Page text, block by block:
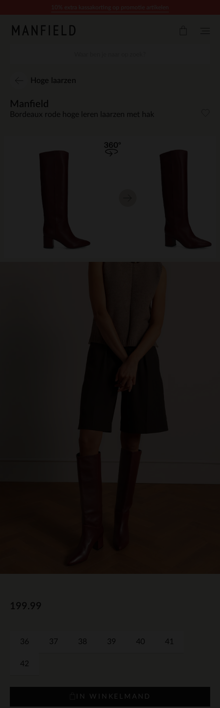
Hoge laarzen
Manfield
Bordeaux rode hoge leren laarzen met hak
199.99
36 37 38 39 40 41
42
IN WINKELMAND